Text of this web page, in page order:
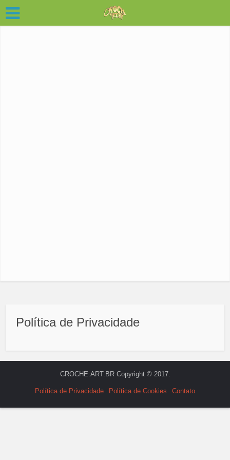
Política de Privacidade
CROCHE.ART.BR Copyright © 2017.
Política de Privacidade Política de Cookies Contato